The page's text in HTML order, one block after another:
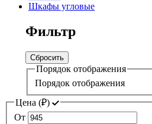
Шкафы угловые
Фильтр
Сбросить
Порядок отображения
Порядок отображения
Цена (₽)
От